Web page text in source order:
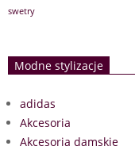
swetry
Modne stylizacje
adidas
Akcesoria
Akcesoria damskie